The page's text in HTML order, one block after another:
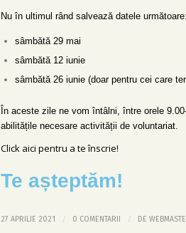
Nu în ultimul rând salvează datele următoare:
sâmbătă 29 mai
sâmbătă 12 iunie
sâmbătă 26 iunie (doar pentru cei care
În aceste zile ne vom întâlni, între orele
abilitățile necesare activității de voluntariat.
Click aici pentru a te înscrie!
Te așteptăm!
27 APRILIE 2021 / 0 COMENTARII / DE